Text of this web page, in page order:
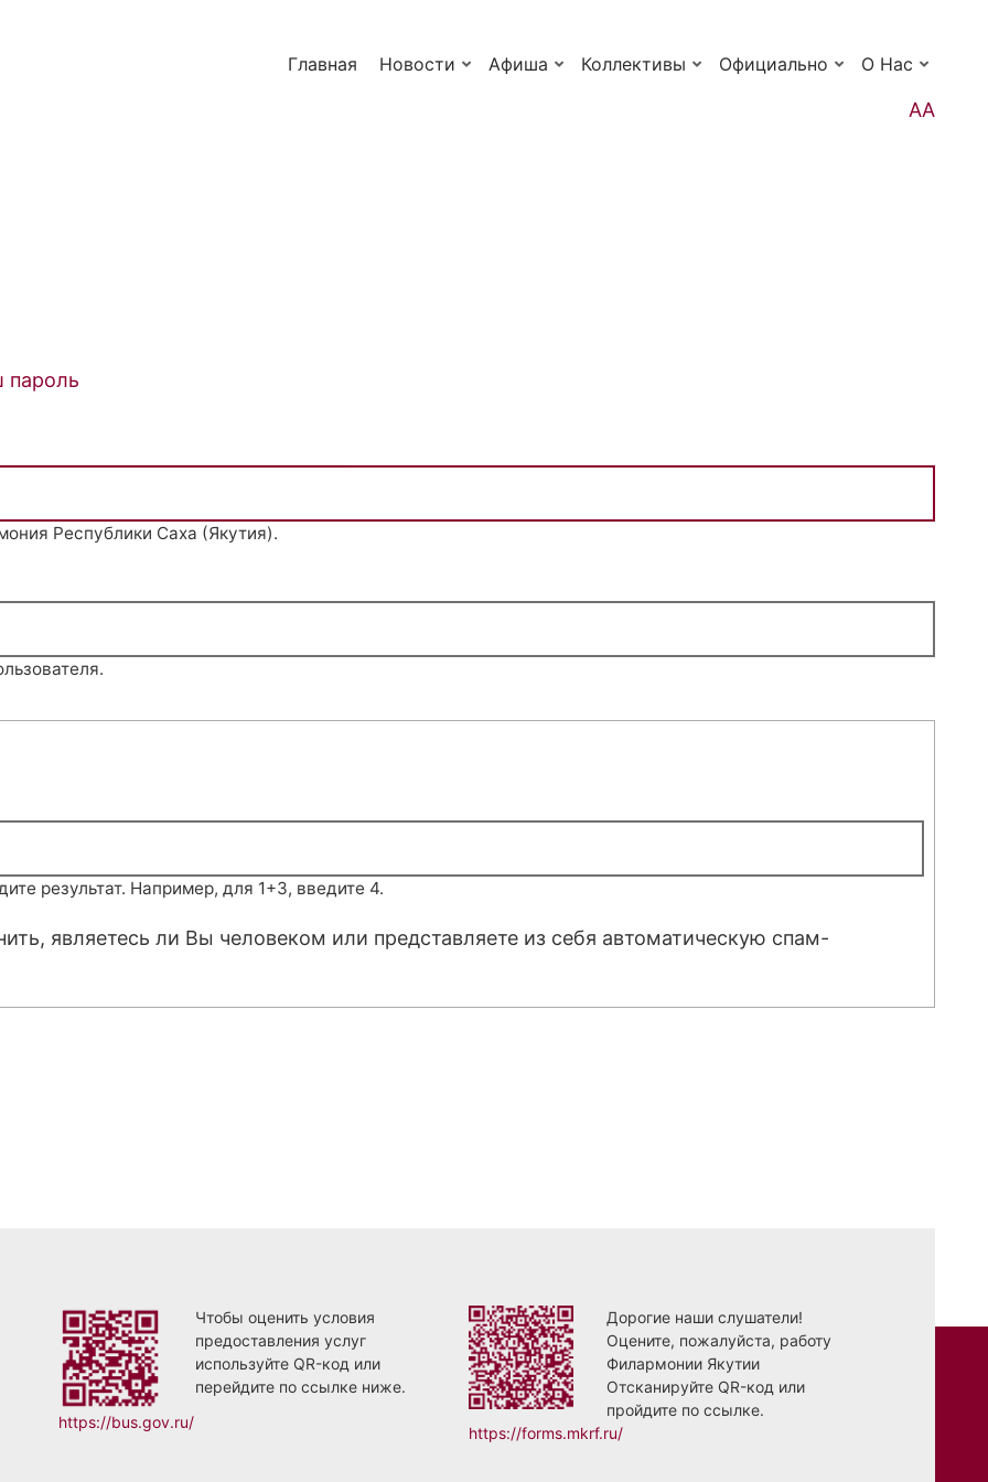
Главная Новости Афиша Коллективы Официально О Нас
АА
пароль
Республики Саха (Якутия).
результат. Например, для 1+3, введите 4.
являетесь ли Вы человеком или представляете из себя автоматическую спам-
Чтобы оценить условия
предоставления услуг
используйте QR-код или
перейдите по ссылке ниже.
https://bus.gov.ru/
Дорогие наши слушатели!
Оцените, пожалуйста, работу
Филармонии Якутии
Отсканируйте QR-код или
пройдите по ссылке.
https://forms.mkrf.ru/